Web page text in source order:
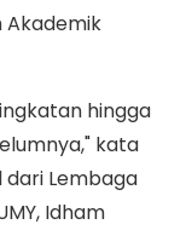
Akademik
hingga
kata
dari Lembaga
Idham